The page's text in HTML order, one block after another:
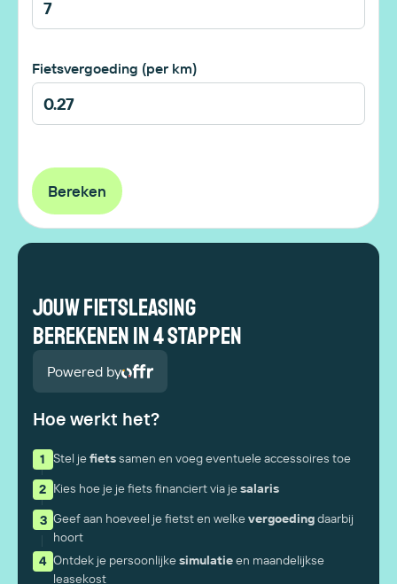
Fietsvergoeding (per km)
Bereken
Jouw fietsleasing
berekenen in 4 stappen
Powered by
Hoe werkt het?
Stel jefietssamen en voeg eventuele accessoires toe
Kies hoe je je fiets financiert via jesalaris
Geef aan hoeveel je fietst en welkevergoedingdaarbij
hoort
Ontdek je persoonlijkesimulatieen maandelijkse
leasekost